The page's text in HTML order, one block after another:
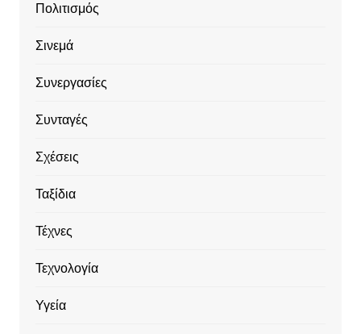
Πολιτισμός
Σινεμά
Συνεργασίες
Συνταγές
Σχέσεις
Ταξίδια
Τέχνες
Τεχνολογία
Υγεία